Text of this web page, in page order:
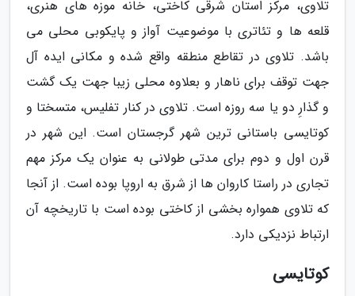
تلاوی، مرکز استان شرقی کاختی، خانه موزه های هنری،
قلعه ها و تئاتری با موضوعیت آواز و پایکوبی محلی می
باشد. تلاوی در تقاطع منطقه واقع شده و مکانی ایده آل
جهت توقف برای ناهار و بعلاوه محلی زیبا جهت یک گشت
و گذارِ دو یا سه روزه است. تلاوی در کنار تفلیس، متسختا و
کوتایسی باستانی ترین شهر گرجستان است. این شهر در
قرن اول و دوم برای مدتی طولانی به عنوان یک مرکز مهم
تجاری در راستا کاروان ها از شرق به اروپا بوده است. از آنجا
که تلاوی همواره بخشی از کاختی بوده است با تاریخچه آن
ارتباط نزدیکی دارد.
کوتایسی